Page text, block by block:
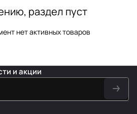
раздел пуст
нет активных товаров
и акции